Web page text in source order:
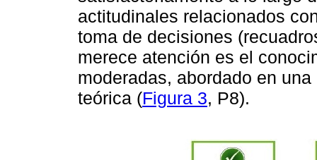
actitudinales relacionados
toma de decisiones
merece atención es el
moderadas, abordado en
teórica (Figura 3, P8).